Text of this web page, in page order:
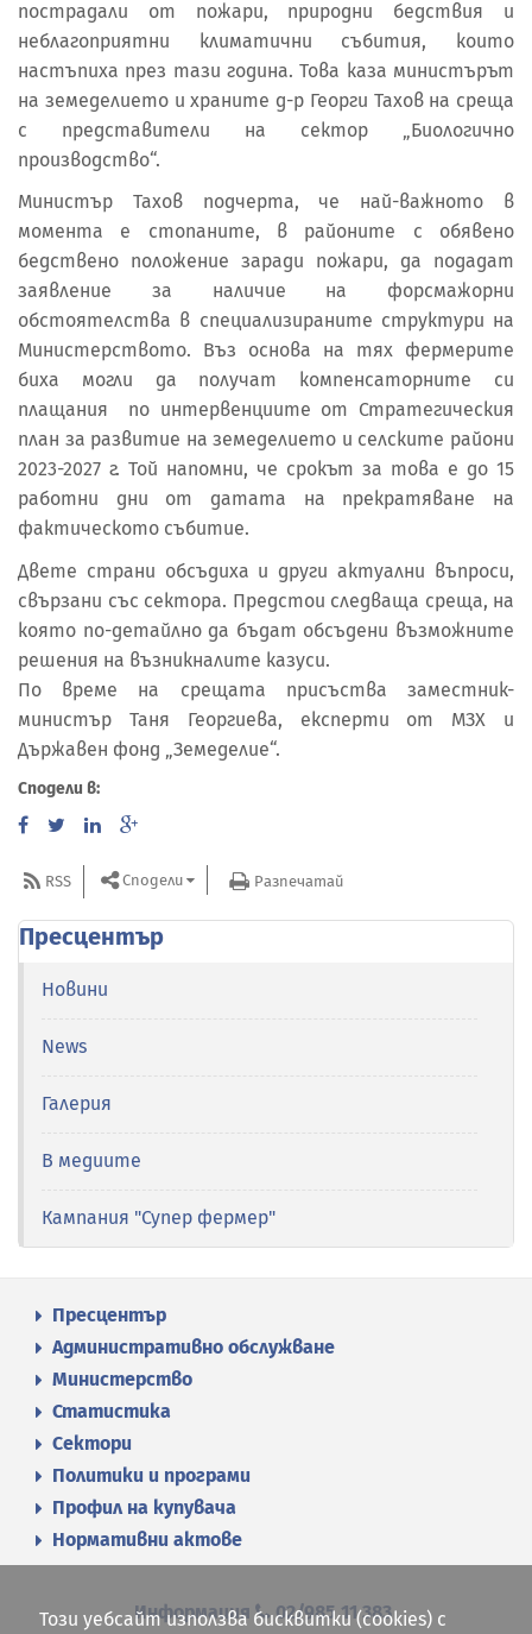
пострадали от пожари, природни бедствия и
неблагоприятни климатични събития, които
настъпиха през тази година. Това каза министърът
на земеделието и храните д-р Георги Тахов на среща
с представители на сектор „Биологично
производство“.
Министър Тахов подчерта, че най-важното в
момента е стопаните, в районите с обявено
бедствено положение заради пожари, да подадат
заявление за наличие на форсмажорни
обстоятелства в специализираните структури на
Министерството. Въз основа на тях фермерите
биха могли да получат компенсаторните си
плащания по интервенциите от Стратегическия
план за развитие на земеделието и селските райони
2023-2027 г. Той напомни, че срокът за това е до 15
работни дни от датата на прекратяване на
фактическото събитие.
Двете страни обсъдиха и други актуални въпроси,
свързани със сектора. Предстои следваща среща, на
която по-детайлно да бъдат обсъдени възможните
решения на възникналите казуси.
По време на срещата присъства заместник-
министър Таня Георгиева, експерти от МЗХ и
Държавен фонд „Земеделие“.
Сподели в:
RSS Сподели Разпечатай
Пресцентър
Новини
News
Галерия
В медиите
Кампания "Супер фермер"
Пресцентър
Административно обслужване
Министерство
Статистика
Сектори
Политики и програми
Профил на купувача
Нормативни актове
Информация 02/985 11 383
Този уебсайт използва бисквитки (cookies) с